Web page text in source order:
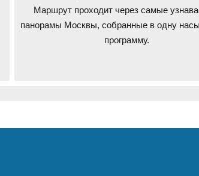
Маршрут проходит через самые
панорамы Москвы, собранные в одну
программу.